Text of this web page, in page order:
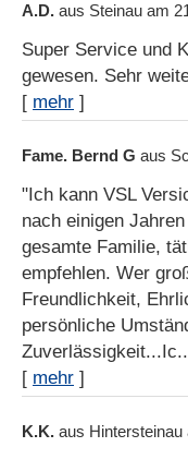
A.D. aus Steinau am
Super Service und
gewesen. Sehr
[ mehr ]
Fame. Bernd G aus
"Ich kann VSL
nach einigen
gesamte Familie,
empfehlen. Wer
Freundlichkeit,
persönliche
[ mehr ]
K.K. aus Hintersteinau